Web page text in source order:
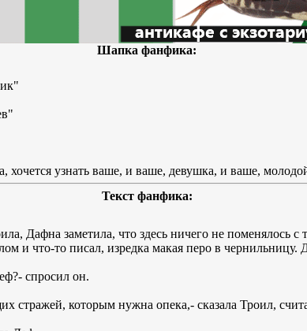
Шапка фанфика:
хочется узнать ваше, и ваше, девушка, и ваше,
Текст фанфика:
Дафна заметила, что здесь ничего не поменялось с
и что-то писал, изредка макая перо в
спросил он.
которым нужна опека,- сказала Троил,